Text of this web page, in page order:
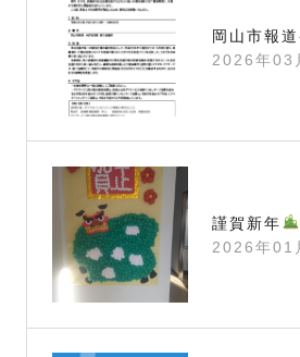
岡山市報
2026年03
謹賀新年
2026年01